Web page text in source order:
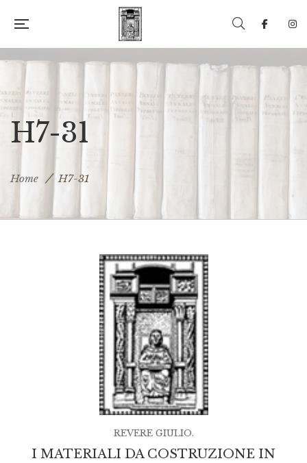
H7-31
Home H7-31
I MATERIALI DA COSTRUZIONE IN
REVERE GIULIO.